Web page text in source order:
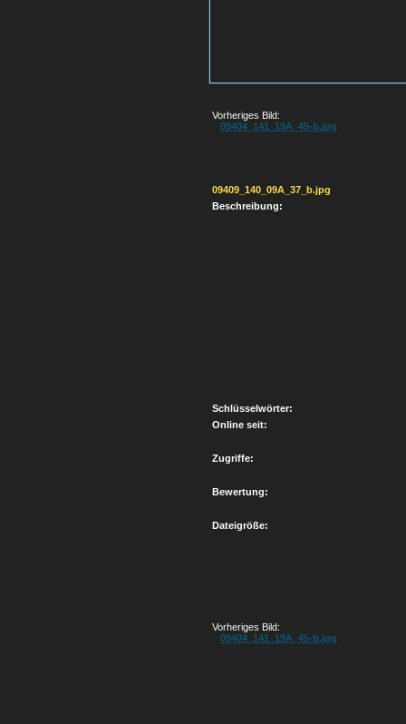
Vorheriges Bild:
09404_141_19A_45-b.jpg
09409_140_09A_37_b.jpg
Beschreibung:
Schlüsselwörter:
Online seit:
Zugriffe:
Bewertung:
Dateigröße:
Vorheriges Bild:
09404_141_19A_45-b.jpg